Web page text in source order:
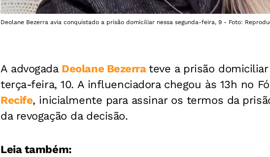
Deolane Bezerra avia conquistado a prisão domiciliar nessa segunda-feira, 9 - Foto:
A advogada Deolane Bezerrateve a prisão
terça-feira, 10. A influenciadora chegou às 13h no
Recife, inicialmente para assinar os termos da
da revogação da decisão.
Leia também: